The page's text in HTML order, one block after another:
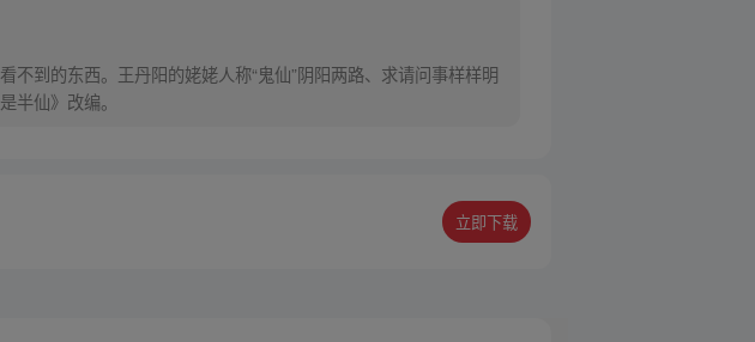
到的东西。王丹阳的姥姥人称“鬼仙”阴阳两路、求请问事样样明
半仙》改编。
立即下载